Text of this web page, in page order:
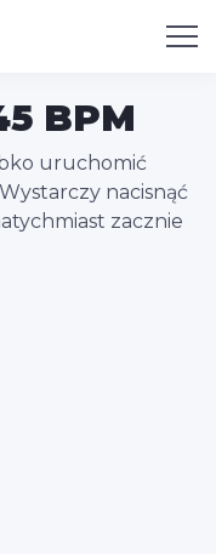
BPM
uruchomić
nacisnąć
zacznie